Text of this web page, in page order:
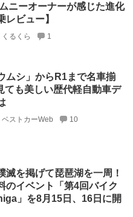
ムニーオーナーが感じた進化
レビュー】
くるくら 1
ムシ」からR1まで名車揃
ても美しい歴代軽自動車デ
ベストカーWeb 10
滅を掲げて琵琶湖を一周！
のイベント「第4回バイク
」を8月15日、16日に開